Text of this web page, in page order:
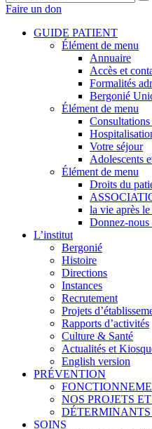
Faire un don
GUIDE PATIENT
Élément de menu
Annuaire
Accès et
Formalités
Bergonié
Élément de menu
Votre séjour
Adolescents
Élément de menu
Droits du
la vie après
Donnez-nous
L’institut
Bergonié
Histoire
Directions
Instances
Recrutement
Projets
Rapports d’activités
Culture & Santé
Actualités et
English version
PRÉVENTION
NOS PROJETS
SOINS